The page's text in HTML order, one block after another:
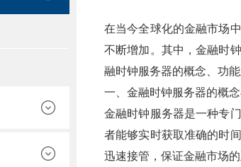
在当今全球化的金融市场
不断增加。其中，金融时
融时钟服务器的概念、功
一、金融时钟服务器的概
金融时钟服务器是一种专
者能够实时获取准确的时
迅速接管，保证金融市场的